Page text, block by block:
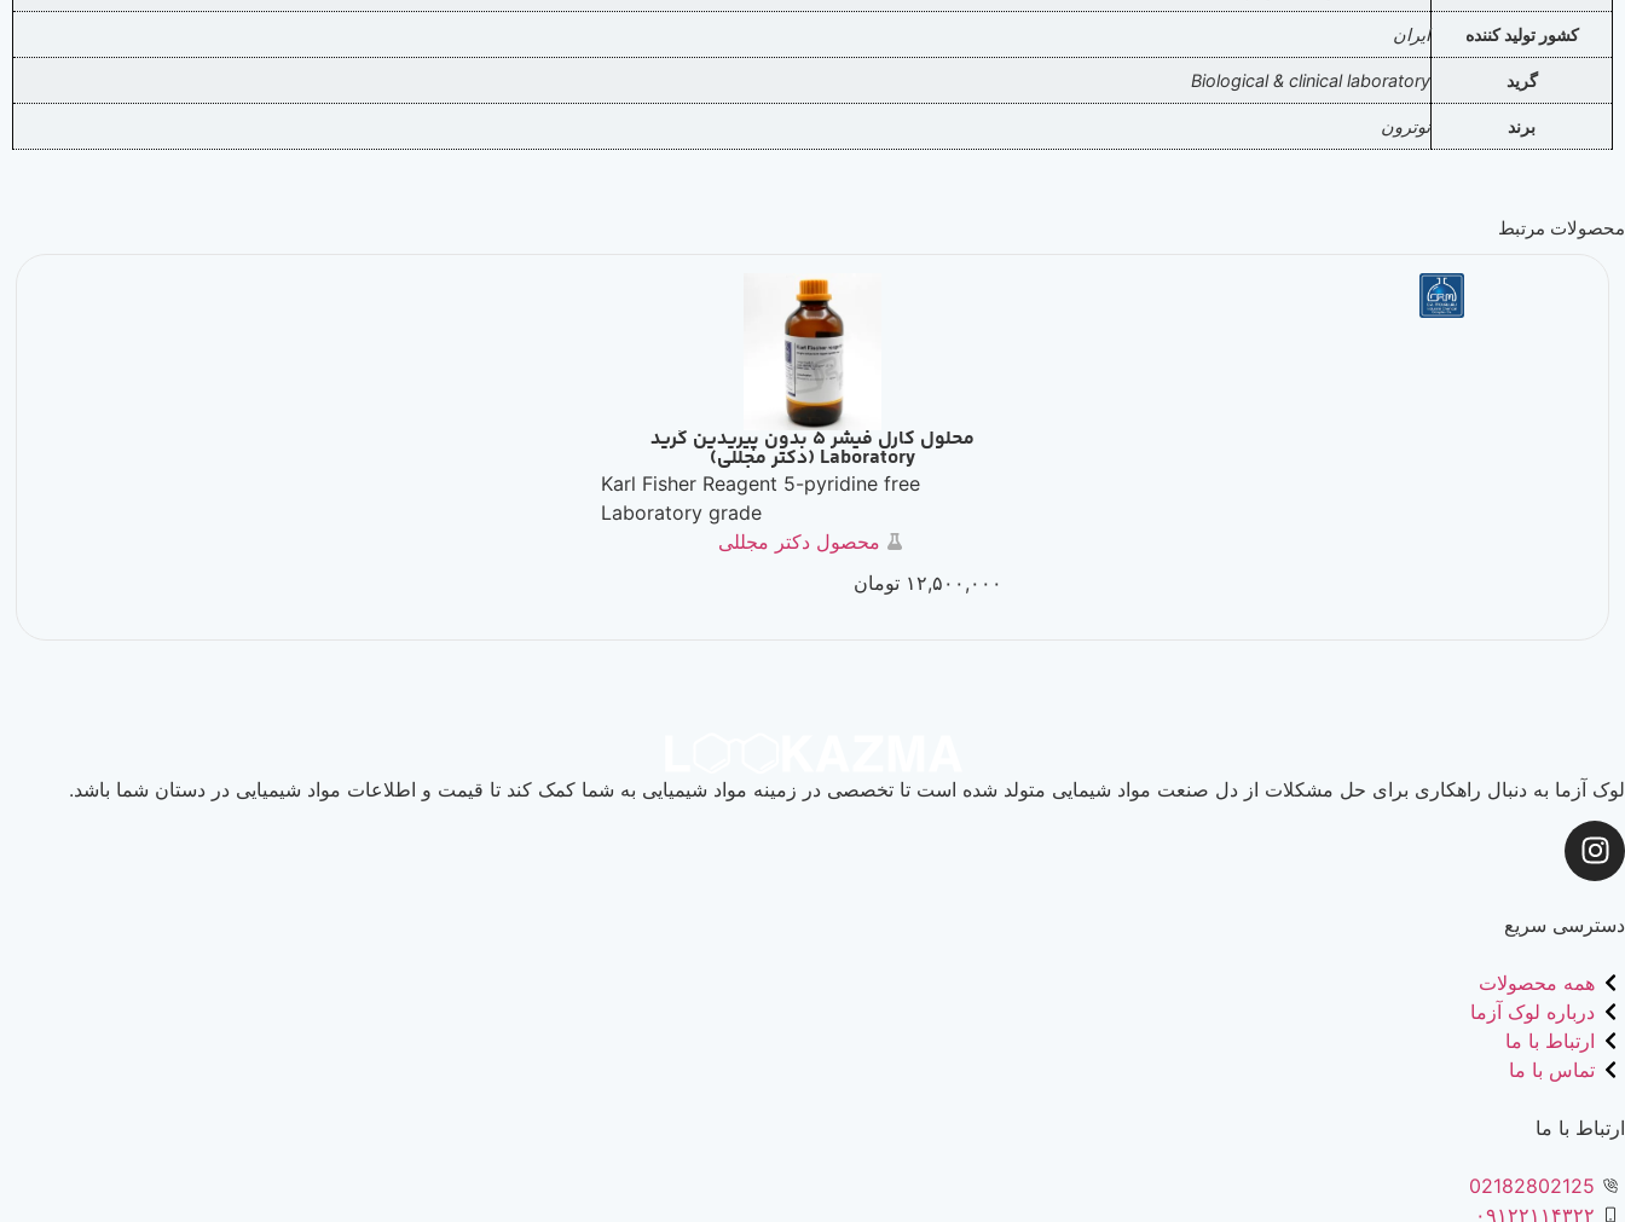
کشور تولید کننده ایران
گرید Biological & clinical laboratory
برند نوترون
محصولات مرتبط
محلول کارل فیشر 5 بدون پیريدين گرید
Laboratory (دکتر مجللی)
Karl Fisher Reagent 5-pyridine free
Laboratory grade
محصول دکتر مجللی
۱۲,۵۰۰,۰۰۰ تومان
لوک آزما به دنبال راهکاری برای حل مشکلات از دل صنعت مواد شیمایی متولد شده است تا تخصصی در زمینه مواد شیمیایی به شما کمک کند تا قیمت و اطلاعات مواد شیمیایی در دستان شما باشد.
دسترسی سریع
همه محصولات
درباره لوک آزما
ارتباط با ما
تماس با ما
ارتباط با ما
02182802125
۰۹۱۲۲۱۱۴۳۲۲